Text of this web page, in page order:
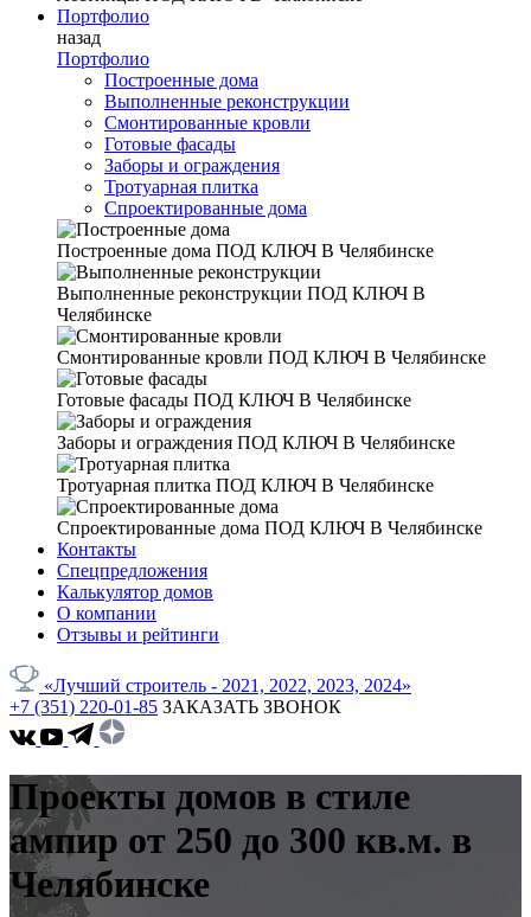
Портфолио
назад
Портфолио
Построенные дома
Выполненные реконструкции
Смонтированные кровли
Готовые фасады
Заборы и ограждения
Тротуарная плитка
Спроектированные дома
Построенные дома ПОД КЛЮЧ В Челябинске
Выполненные реконструкции ПОД КЛЮЧ В
Челябинске
Смонтированные кровли ПОД КЛЮЧ В Челябинске
Готовые фасады ПОД КЛЮЧ В Челябинске
Заборы и ограждения ПОД КЛЮЧ В Челябинске
Тротуарная плитка ПОД КЛЮЧ В Челябинске
Спроектированные дома ПОД КЛЮЧ В Челябинске
Контакты
Спецпредложения
Калькулятор домов
О компании
Отзывы и рейтинги
«Лучший строитель - 2021, 2022, 2023, 2024»
+7 (351) 220-01-85 ЗАКАЗАТЬ ЗВОНОК
Проекты домов в стиле
ампир от 250 до 300 кв.м. в
Челябинске